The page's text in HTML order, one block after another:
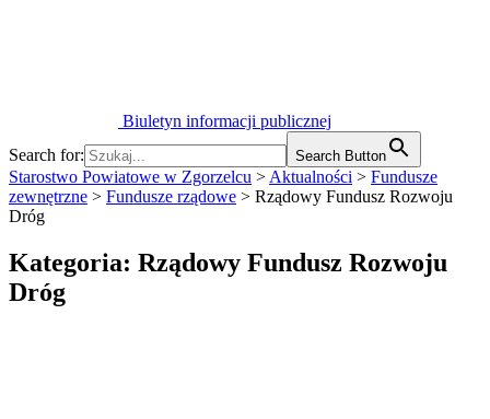
Biuletyn informacji publicznej
Search for:
Search Button
Starostwo Powiatowe w Zgorzelcu > Aktualności > Fundusze
zewnętrzne > Fundusze rządowe > Rządowy Fundusz Rozwoju
Dróg
Kategoria: Rządowy Fundusz Rozwoju
Dróg